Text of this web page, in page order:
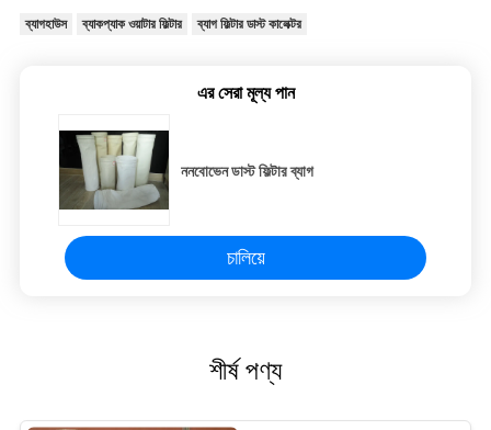
ব্যাগহাউস ব্যাকপ্যাক ওয়াটার ফিল্টার ব্যাগ ফিল্টার ডাস্ট কালেক্টর
এর সেরা মূল্য পান
ননবোভেন ডাস্ট ফিল্টার ব্যাগ
চালিয়ে
শীর্ষ পণ্য